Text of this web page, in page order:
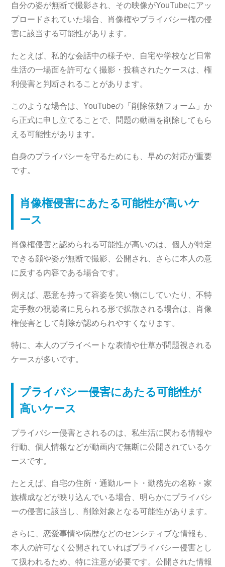
自分の姿が無断で撮影され、その映像がYouTubeにアッ
プロードされていた場合、肖像権やプライバシー権の侵
害に該当する可能性があります。
たとえば、私的な会話中の様子や、自宅や学校など日常
生活の一場面を許可なく撮影・投稿されたケースは、権
利侵害と判断されることがあります。
このような場合は、YouTubeの「削除依頼フォーム」か
ら正式に申し立てることで、問題の動画を削除してもら
える可能性があります。
自身のプライバシーを守るためにも、早めの対応が重要
です。
肖像権侵害にあたる可能性が高いケ
ース
肖像権侵害と認められる可能性が高いのは、個人が特定
できる顔や姿が無断で撮影、公開され、さらに本人の意
に反する内容である場合です。
例えば、悪意を持って容姿を笑い物にしていたり、不特
定手数の視聴者に見られる形で拡散される場合は、肖像
権侵害として削除が認められやすくなります。
特に、本人のプライベートな表情や仕草が問題視される
ケースが多いです。
プライバシー侵害にあたる可能性が
高いケース
プライバシー侵害とされるのは、私生活に関わる情報や
行動、個人情報などが動画内で無断に公開されているケ
ースです。
たとえば、自宅の住所・通勤ルート・勤務先の名称・家
族構成などが映り込んでいる場合、明らかにプライバシ
ーの侵害に該当し、削除対象となる可能性があります。
さらに、恋愛事情や病歴などのセンシティブな情報も、
本人の許可なく公開されていればプライバシー侵害とし
て扱われるため、特に注意が必要です。公開された情報